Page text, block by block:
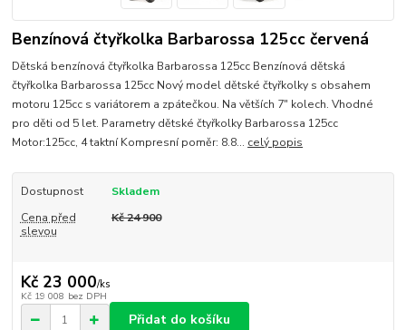
Benzínová čtyřkolka Barbarossa 125cc červená
Dětská benzínová čtyřkolka Barbarossa 125cc Benzínová dětská
čtyřkolka Barbarossa 125cc Nový model dětské čtyřkolky s obsahem
motoru 125cc s variátorem a zpátečkou. Na větších 7" kolech. Vhodné
pro děti od 5 let. Parametry dětské čtyřkolky Barbarossa 125cc
Motor:125cc, 4 taktní Kompresní poměr: 8.8... celý popis
Dostupnost
Skladem
Cena před
slevou
Kč 24 900
Kč 23 000/ks
Kč 19 008 bez DPH
Přidat do košíku